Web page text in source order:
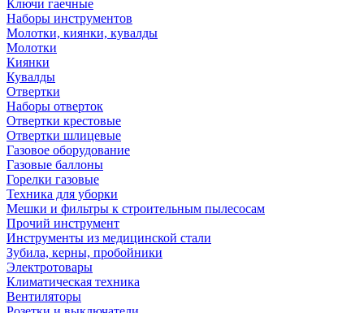
Ключи гаечные
Наборы инструментов
Молотки, киянки, кувалды
Молотки
Киянки
Кувалды
Отвертки
Наборы отверток
Отвертки крестовые
Отвертки шлицевые
Газовое оборудование
Газовые баллоны
Горелки газовые
Техника для уборки
Мешки и фильтры к строительным пылесосам
Прочий инструмент
Инструменты из медицинской стали
Зубила, керны, пробойники
Электротовары
Климатическая техника
Вентиляторы